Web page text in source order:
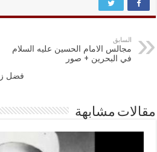
السابق
مجالس الامام الحسين عليه السلام
في البحرين + صور
فضل
مقالات مشابهة